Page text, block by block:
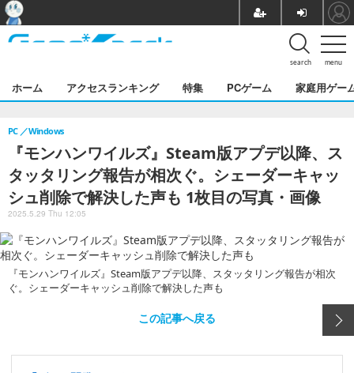
menu
search
ホーム アクセスランキング 特集 PCゲーム 家庭用ゲー
『モンハンワイルズ』Steam版アプデ以降、ス
タッタリング報告が相次ぐ。シェーダーキャッ
シュ削除で解決した声も 1枚目の写真・画像
PC Windows
2025.5.29 Thu 12:05
『モンハンワイルズ』Steam版アプデ以降、スタッタリング報告が相次
ぐ。シェーダーキャッシュ削除で解決した声も
この記事へ戻る